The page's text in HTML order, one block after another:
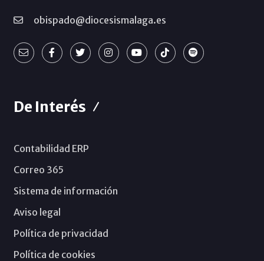
obispado@diocesismalaga.es
De Interés
Contabilidad ERP
Correo 365
Sistema de información
Aviso legal
Política de privacidad
Política de cookies